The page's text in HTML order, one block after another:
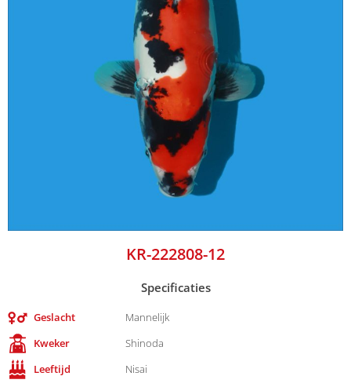
KR-222808-12
Specificaties
Geslacht
Mannelijk
Kweker
Shinoda
Leeftijd
Nisai